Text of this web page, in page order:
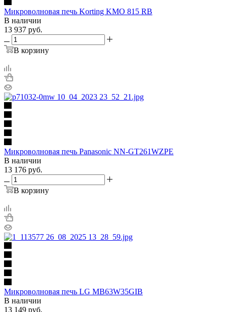
Микроволновая печь Korting KMO 815 RB
В наличии
13 937 руб.
В корзину
Микроволновая печь Panasonic NN-GT261WZPE
В наличии
13 176 руб.
В корзину
Микроволновая печь LG MB63W35GIB
В наличии
13 149 руб.